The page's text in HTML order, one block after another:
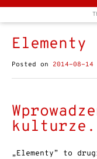
Elementy
Posted on 2014-08-14
kulturze.
„Elementy” to